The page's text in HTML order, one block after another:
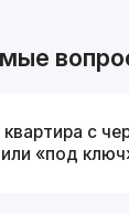
с
«под